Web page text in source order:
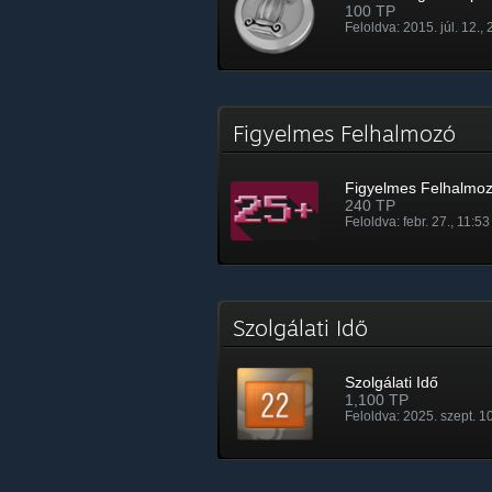
100 TP
Feloldva: 2015. júl. 12.,
Figyelmes Felhalmozó
Figyelmes
240 TP
Feloldva: febr. 27., 11:53
Szolgálati Idő
Szolgálati Idő
1,100 TP
Feloldva: 2025. szept.